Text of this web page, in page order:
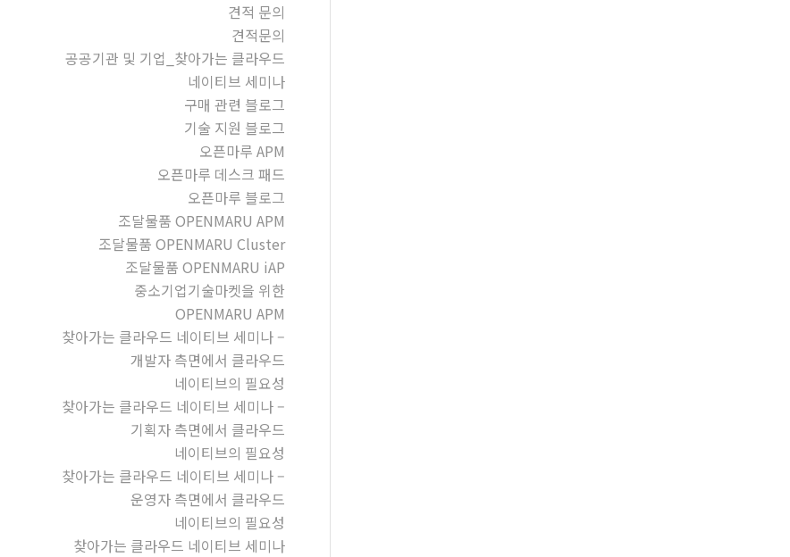
견적 문의
견적문의
공공기관 및 기업_찾아가는 클라우드
네이티브 세미나
구매 관련 블로그
기술 지원 블로그
오픈마루 APM
오픈마루 데스크 패드
오픈마루 블로그
조달물품 OPENMARU APM
조달물품 OPENMARU Cluster
조달물품 OPENMARU iAP
중소기업기술마켓을 위한
OPENMARU APM
찾아가는 클라우드 네이티브 세미나 –
개발자 측면에서 클라우드
네이티브의 필요성
찾아가는 클라우드 네이티브 세미나 –
기획자 측면에서 클라우드
네이티브의 필요성
찾아가는 클라우드 네이티브 세미나 –
운영자 측면에서 클라우드
네이티브의 필요성
찾아가는 클라우드 네이티브 세미나